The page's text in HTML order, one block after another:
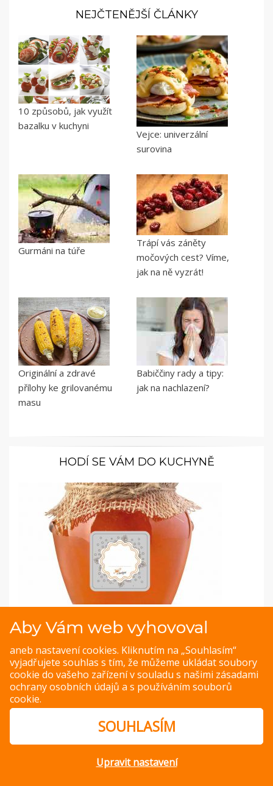
NEJČTENĚJŠÍ ČLÁNKY
10 způsobů, jak využít
bazalku v kuchyni
Vejce: univerzální
surovina
Gurmáni na túře
Trápí vás záněty
močových cest? Víme,
jak na ně vyzrát!
Originální a zdravé
přílohy ke grilovanému
masu
Babiččiny rady a tipy:
jak na nachlazení?
HODÍ SE VÁM DO KUCHYNĚ
Samolepky pro kořenky: Svěží styl - různé tvary
na kořenky a obaly odJakvkuchyni.cz ! Vždy tak budete mít
přehled o tom, co se ve které sklenici či dóze nachází.
Vybrat si můžete z různých tvarů v šedém designu.
ZOBRAZIT
© Copyright 2014 – 2026 –Jak v kuchyni
Aby Vám web vyhovoval
aneb nastavení cookies. Kliknutím na „Souhlasím“
vyjadřujete souhlas s tím, že můžeme ukládat soubory
cookie do vašeho zařízení v souladu s našimi zásadami
ochrany osobních údajů a s používáním souborů
cookie.
SOUHLASÍM
Upravit nastavení